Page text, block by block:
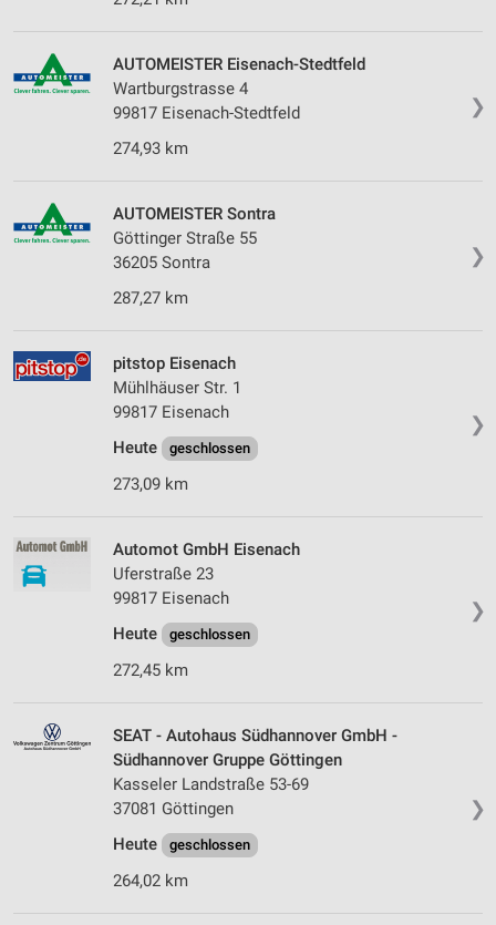
❯
AUTOMEISTER Eisenach-Stedtfeld
Wartburgstrasse 4
99817 Eisenach-Stedtfeld
274,93 km
❯
AUTOMEISTER Sontra
Göttinger Straße 55
36205 Sontra
287,27 km
❯
pitstop Eisenach
Mühlhäuser Str. 1
99817 Eisenach
Heute
geschlossen
273,09 km
❯
Automot GmbH Eisenach
Uferstraße 23
99817 Eisenach
Heute
geschlossen
272,45 km
❯
SEAT - Autohaus Südhannover GmbH -
Südhannover Gruppe Göttingen
Kasseler Landstraße 53-69
37081 Göttingen
Heute
geschlossen
264,02 km